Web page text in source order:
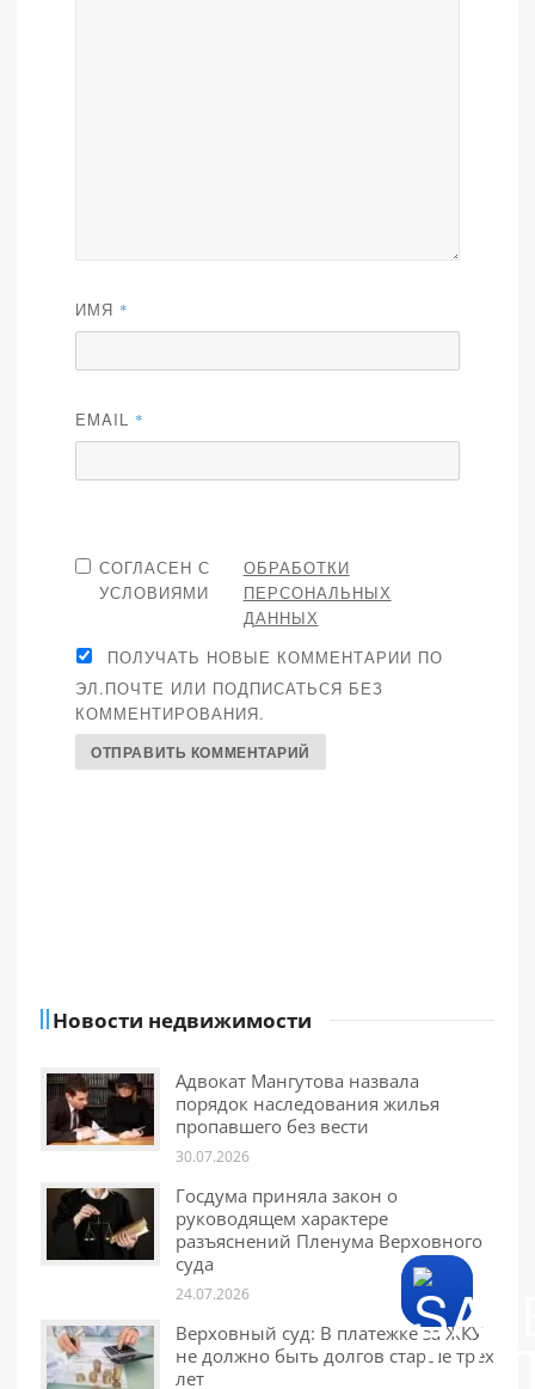
ИМЯ *
EMAIL *
СОГЛАСЕН С
УСЛОВИЯМИ
ОБРАБОТКИ
ПЕРСОНАЛЬНЫХ
ДАННЫХ
ПОЛУЧАТЬ НОВЫЕ КОММЕНТАРИИ ПО
ЭЛ.ПОЧТЕ ИЛИ ПОДПИСАТЬСЯ БЕЗ
КОММЕНТИРОВАНИЯ.
Новости недвижимости
Адвокат Мангутова назвала
порядок наследования жилья
пропавшего без вести
30.07.2026
Госдума приняла закон о
руководящем характере
разъяснений Пленума Верховного
суда
24.07.2026
Верховный суд: В платежке за ЖКУ
не должно быть долгов старше трех
лет